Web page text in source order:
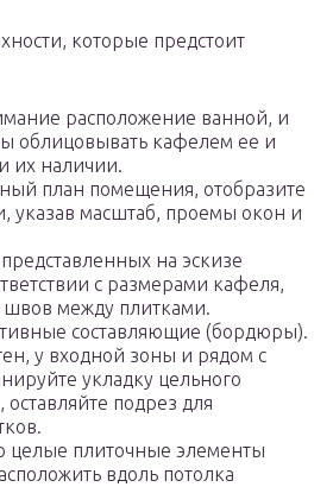
которые предстоит
расположение ванной, и
облицовывать кафелем ее и
их наличии.
план помещения, отобразите
указав масштаб, проемы окон и
на эскизе
с размерами кафеля,
между плитками.
составляющие (бордюры).
у входной зоны и рядом с
укладку цельного
подрез для
целые плиточные элементы
вдоль потолка